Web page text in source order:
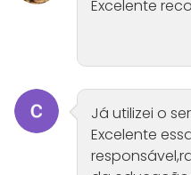
Excelente
Já utilizei o
Excelente